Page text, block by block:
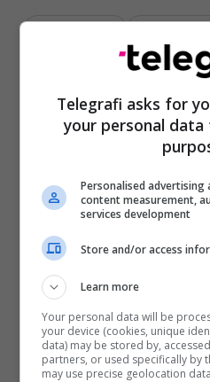
Telegrafi asks for
your personal
Personalised
content measurement,
services development
Store and/or access
Learn more
Your personal data will be
your device (cookies, unique
data) may be stored by,
partners, or used specifically by
may use precise geolocation